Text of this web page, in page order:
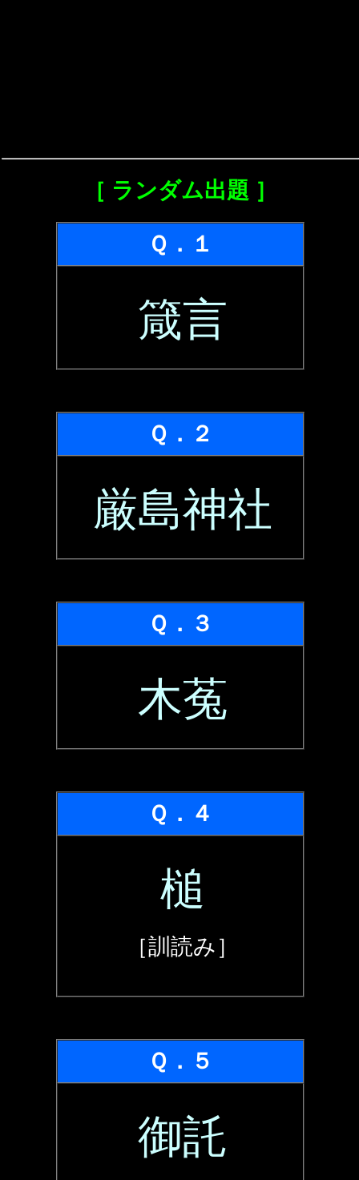
［ ランダム出題 ］
Ｑ．１
箴言
Ｑ．２
厳島神社
Ｑ．３
木菟
Ｑ．４
槌
［訓読み］
Ｑ．５
御託